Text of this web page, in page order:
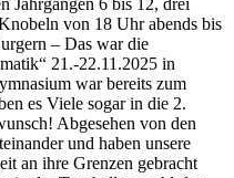
von 18 Uhr abends bis
– Das war die
21.-22.11.2025 in
war bereits zum
es Viele sogar in die 2.
Abgesehen von den
und haben unsere
an ihre Grenzen gebracht